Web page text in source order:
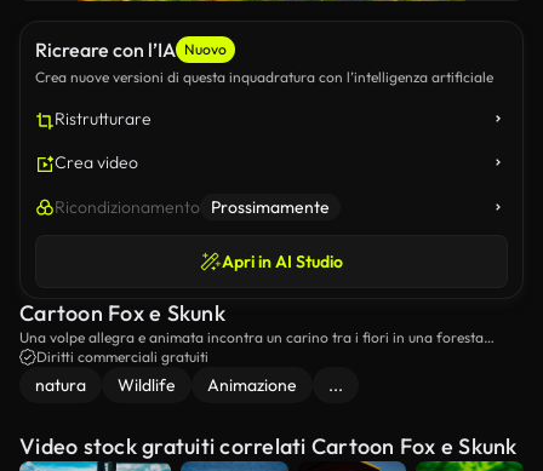
Ricreare con l’IA Nuovo
Crea nuove versioni di questa inquadratura con l’intelligenza artificiale
Ristrutturare
Crea video
Ricondizionamento Prossimamente
Apri in AI Studio
Cartoon Fox e Skunk
Una volpe allegra e animata incontra un carino tra i fiori in una foresta
illuminata dal sole.
Diritti commerciali gratuiti
natura Wildlife Animazione ...
Video stock gratuiti correlati Cartoon Fox e Skunk